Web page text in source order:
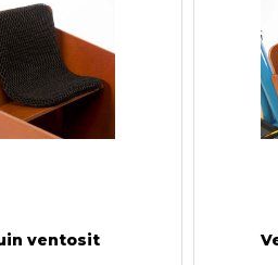
ventosit